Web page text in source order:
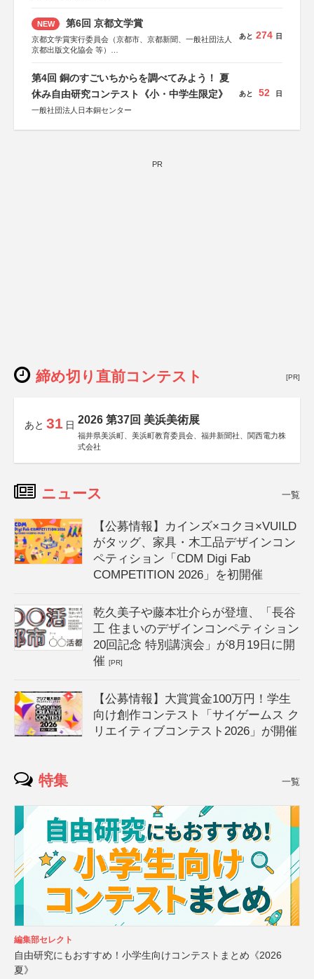
NEW 第6回 京都文学賞
京都文学賞実行委員会（京都市、京都新聞、一般社団法人
京都出版文化協会 等）
KADOKAWA、河出書房新社、幻冬舎、講談社、光文社、
集英社、小学館、祥伝社、新潮社、淡交社、ちいさいミシ
マ社、徳間書店、早川書房、PHP研究所、双葉社、文藝春
あと 274 日
第4回 銅のすごいちからを調べてみよう！ 夏
休み自由研究コンテスト《小・中学生限定》
一般社団法人日本銅センター
あと 52 日
PR
締め切り直前コンテスト [PR]
あと 31 日 2026 第37回 美浜美術展
福井県美浜町、美浜町教育委員会、福井新聞社、関西電力株
式会社
ニュース 一覧
【公募情報】カインズ×コクヨ×VUILD
がタッグ、家具・木工品デザインコン
ペティション「CDM Digi Fab
COMPETITION 2026」を初開催
乾久美子や藤本壮介らが登壇、「長谷
工 住まいのデザインコンペティション
20回記念 特別講演会」が8月19日に開
催[PR]
【公募情報】大賞賞金100万円！学生
向け創作コンテスト「サイゲームス ク
リエイティブコンテスト2026」が開催
特集 一覧
編集部セレクト
自由研究にもおすすめ！小学生向けコンテストまとめ《2026
夏》